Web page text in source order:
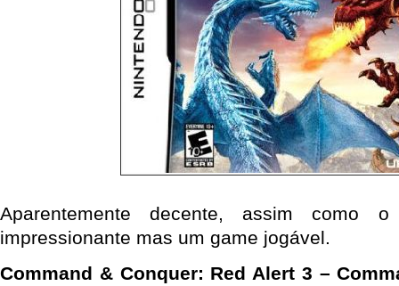
Aparentemente decente, assim como
impressionante mas um game jogável.
Command & Conquer: Red Alert 3 –